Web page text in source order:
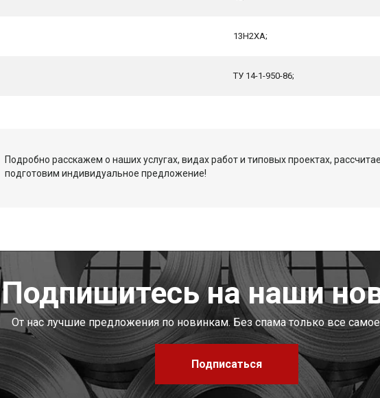
13Н2ХА;
ТУ 14-1-950-86;
Подробно расскажем о наших услугах, видах работ и типовых проектах,
подготовим индивидуальное предложение!
Подпишитесь на наши
От нас лучшие предложения по новинкам. Без спама только все
Подписаться